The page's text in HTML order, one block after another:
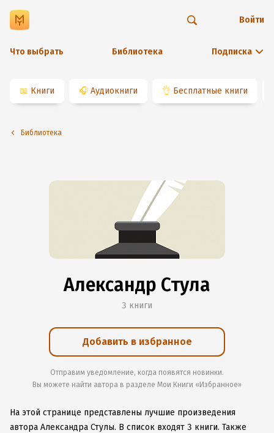
Что выбрать Библиотека Подписка
Войти
📖 Книги 🎧 Аудиокниги 👌 Бесплатные книги
Библиотека
Александр Стула
3 книги
Добавить в избранное
Отправим уведомление, когда появятся новинки.
Вы можете найти автора в разделе Мои Книги «Избранное»
На этой странице представлены лучшие произведения
автора Александра Стулы. В список входят 3 книги. Также